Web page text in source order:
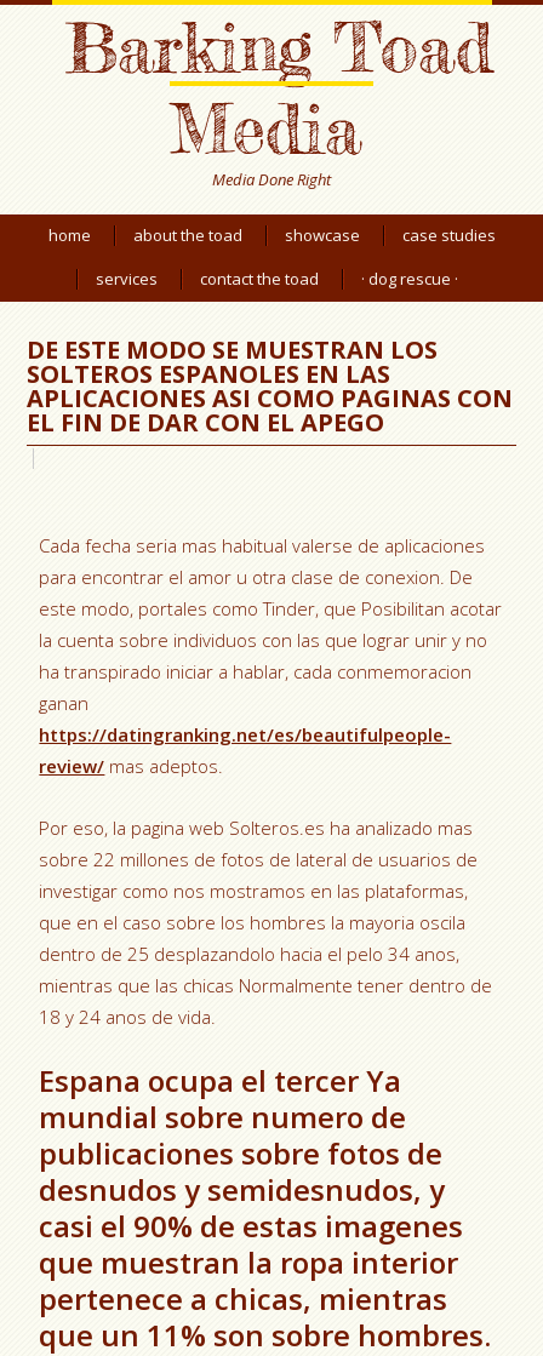
Barking Toad
Media
Media Done Right
home about the toad showcase
case studies
services
contact the toad · dog rescue ·
DE ESTE MODO SE MUESTRAN LOS
SOLTEROS ESPANOLES EN LAS
APLICACIONES ASI­ COMO PAGINAS CON
EL FIN DE DAR CON EL APEGO
Cada fecha seri­a mas habitual valerse de aplicaciones
para encontrar el amor u otra clase de conexion. De
este modo, portales como Tinder, que Posibilitan acotar
la cuenta sobre individuos con las que lograr unir y no
ha transpirado iniciar a hablar, cada conmemoracion
ganan
https://datingranking.net/es/beautifulpeople-
review/ mas adeptos.
Por eso, la pagina web Solteros.es ha analizado mas
sobre 22 millones de fotos de lateral de usuarios de
investigar como nos mostramos en las plataformas,
que en el caso sobre los hombres la mayoria oscila
dentro de 25 desplazandolo hacia el pelo 34 anos,
mientras que las chicas Normalmente tener dentro de
18 y 24 anos de vida.
Espana ocupa el tercer Ya
mundial sobre numero de
publicaciones sobre fotos de
desnudos y semidesnudos, y
casi el 90% de estas imagenes
que muestran la ropa interior
pertenece a chicas, mientras
que un 11% son sobre hombres.